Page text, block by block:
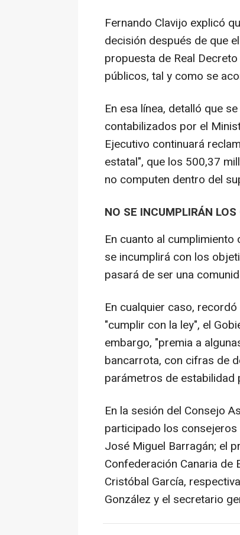
Fernando Clavijo explicó
decisión después de que
propuesta de Real
públicos, tal y como se
En esa línea, detalló que
contabilizados por el
Ejecutivo continuará
estatal", que los 500,37
no computen dentro del
NO SE INCUMPLIRÁN
En cuanto al
se incumplirá con los
pasará de ser una
En cualquier caso,
"cumplir con la ley", el
embargo, "premia a
bancarrota, con cifras de
parámetros de estabilidad
En la sesión del Consejo
participado los consejeros
José Miguel Barragán; el
Confederación Canaria
Cristóbal García,
González y el secretario